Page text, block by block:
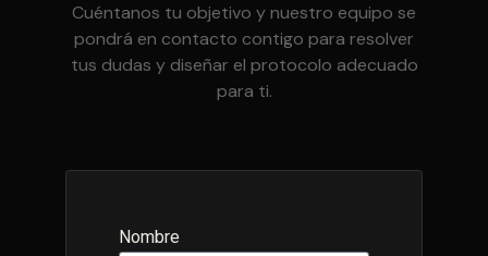
Cuéntanos tu objetivo y nuestro equipo se
pondrá en contacto contigo para resolver
tus dudas y diseñar el protocolo adecuado
para ti.
Nombre